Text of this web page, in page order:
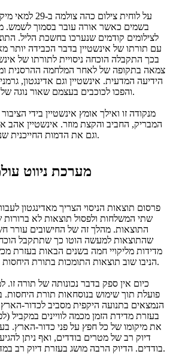
על לוחית צילום
בשמים כאשר אורה עובר בסמוך לשמש.
לצילומים קודמים שנערכו בחשכת הליל.
עם תורתו של אינשטיין בדבר הכבידה יותר
בכך התקבלה הוכחה ניסויית לתורתו של
צמאה בתקופה של לאחר המלחמה ההרסנית
הידיעה המדעית. אינשטיין וגם אדינגטון,
והפכו לכוכבים בעצמם שאור נוגה של הילה אופף אותם.
מנקודה זו ואילך אומץ אינשטיין בידי
המבריק, החביב והקצת מוזר. אינשטיין
וגם את הדמות החייכנית שנוצרה לו.
מערכת ניווט
פרסום תוצאות הניסוי הצריך מאדינגטון
שתי המשלחות ולפסול תוצאות לא
התוצאות. מהלך זה של החישובים עורר
שהתוצאות למעשה הוטו כך שתתקבל
מדידות מליקויי חמה בשנים הבאות בעזרת
הניבו שוב תוצאות התומכות בתורת היחסות הכללית בצורה חדה יותר.
כיום אין ספק בדבר נכונותה של תורה
הנמצאים בתנועה היקפית מסביב לכדור-הארץ
בעזרת מדידת הזמן מכמה לוויינים במקביל
את מיקומו של כל חפץ על פני כדור-הארץ.
דיוק רב של מטרים בודדים, ואף ניתן
בודדים. הדיוק הרבה מושג בעזרת דיוק רב במדידת הזמן בשעוני הלוויינים.